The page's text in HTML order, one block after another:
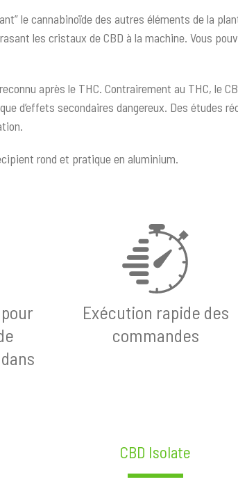
le cannabinoïde des autres éléments de la
les cristaux de CBD à la machine. Vous
après le THC. Contrairement au THC, le
d’effets secondaires dangereux. Des études
rond et pratique en aluminium.
Exécution rapide des
commandes
CBD Isolate